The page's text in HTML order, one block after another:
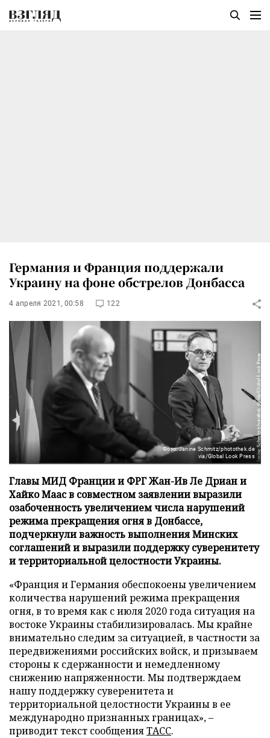
Германия и Франция поддержали
Украину на фоне обстрелов Донбасса
4 апреля 2021, 00:58 122
Фото: Janine Schmitz/photothek.de
via/Global Look Press
Главы МИД Франции и ФРГ Жан-Ив Ле Дриан и
Хайко Маас в совместном заявлении выразили
озабоченность увеличением числа нарушений
режима прекращения огня в Донбассе,
подчеркнули важность выполнения Минских
соглашений и выразили поддержку суверенитету
и территориальной целостности Украины.
«Франция и Германия обеспокоены увеличением
количества нарушений режима прекращения
огня, в то время как с июля 2020 года ситуация на
востоке Украины стабилизировалась. Мы крайне
внимательно следим за ситуацией, в частности за
передвижениями российских войск, и призываем
стороны к сдержанности и немедленному
снижению напряженности. Мы подтверждаем
нашу поддержку суверенитета и
территориальной целостности Украины в ее
международно признанных границах», –
приводит текст сообщенияТАСС.